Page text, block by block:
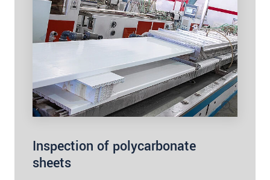
Inspection of polycarbonate
sheets